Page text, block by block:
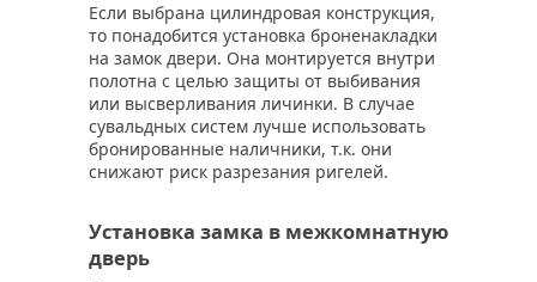
Если выбрана цилиндровая конструкция,
то понадобится установка броненакладки
на замок двери. Она монтируется внутри
полотна с целью защиты от выбивания
или высверливания личинки. В случае
сувальдных систем лучше использовать
бронированные наличники, т.к. они
снижают риск разрезания ригелей.
Установка замка в межкомнатную
дверь